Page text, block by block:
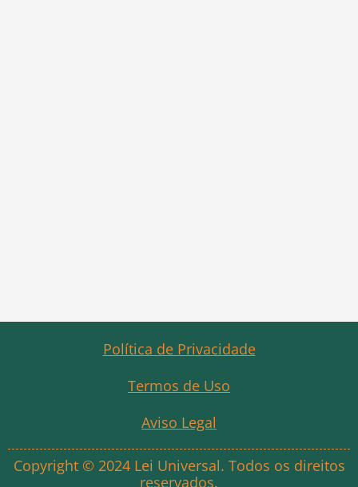
Política de Privacidade
Termos de Uso
Aviso Legal
Copyright © 2024 Lei Universal. Todos os direitos
reservados.